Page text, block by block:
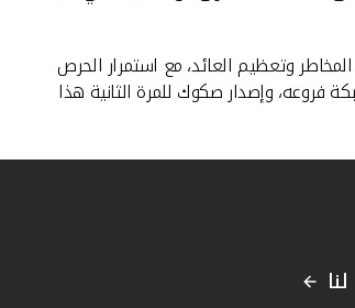
وتعظيم العائد، مع استمرار الحرص
فروعه، وإصدار صكوك للمرة الثانية هذا